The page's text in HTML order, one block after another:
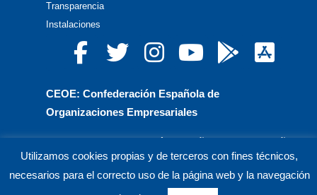
Transparencia
Instalaciones
CEOE: Confederación Española de
Organizaciones Empresariales
CEPYME: Confederación Española de la Pequeña
y Mediana Empresa
CEA: Confederación de Empresarios de Andalucía
Utilizamos cookies propias y de terceros con fines técnicos,
necesarios para el correcto uso de la página web y la navegación